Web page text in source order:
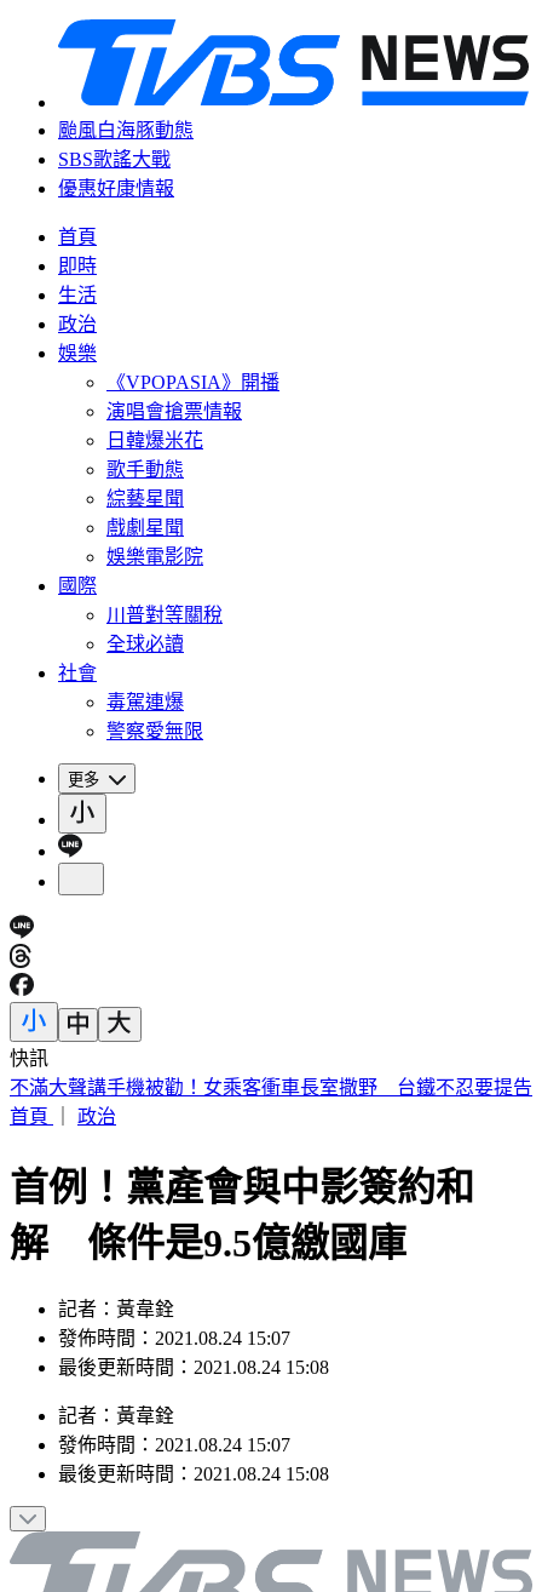
颱風白海豚動態
SBS歌謠大戰
優惠好康情報
首頁
即時
生活
政治
娛樂
《VPOPASIA》開播
演唱會搶票情報
日韓爆米花
歌手動態
綜藝星聞
戲劇星聞
娛樂電影院
國際
川普對等關稅
全球必讀
社會
毒駕連爆
警察愛無限
更多
快訊
白海豚減弱為輕颱 暴風圈逐漸縮小
首頁
政治
首例！黨產會與中影簽約和
解 條件是9.5億繳國庫
記者：黃韋銓
發佈時間：2021.08.24 15:07
最後更新時間：2021.08.24 15:08
記者 ： 黃韋銓
發佈時間： 2021.08.24 15:07
最後更新時間： 2021.08.24 15:08